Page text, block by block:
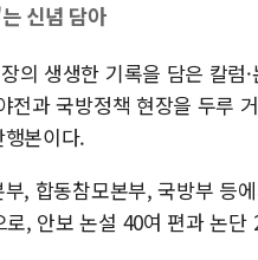
신념 담아
의 생생한 기록을 담은 칼럼
과 국방정책 현장을 두루
본이다.
, 합동참모본부, 국방부 등
, 안보 논설 40여 편과 논단